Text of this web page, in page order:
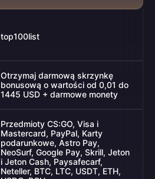
top100list
Otrzymaj darmową skrzynkę
bonusową o wartości od 0,01 do
1445 USD + darmowe monety
Przedmioty CS:GO, Visa i
Mastercard, PayPal, Karty
podarunkowe, Astro Pay,
NeoSurf, Google Pay, Skrill, Jeton
i Jeton Cash, Paysafecarf,
Neteller, BTC, LTC, USDT, ETH,